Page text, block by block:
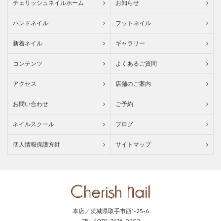
チェリッシュネイルホーム お知らせ
ハンドネイル フットネイル
新着ネイル ギャラリー
コンテンツ よくあるご質問
アクセス 店舗のご案内
お問い合わせ ご予約
ネイルスクール ブログ
個人情報保護方針 サイトマップ
本店／茨城県取手市西1-25-6